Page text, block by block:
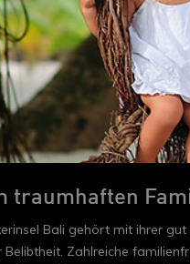
traumhaften
Bali gehört mit ihrer
Zahlreiche